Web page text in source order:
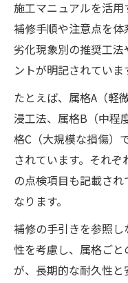
施工マニュアルを活
補修手順や注意点を
劣化現象別の推奨工
ントが明記されていま
たとえば、属格A（軽
浸工法、属格B（中程
格C（大規模な損傷）
されています。それ
の点検項目も記載さ
なります。
補修の手引きを参照
性を考慮し、属格ご
が、長期的な耐久性